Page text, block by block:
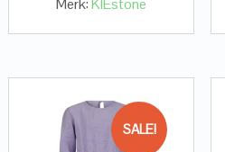
Merk:KIEstone
SALE!